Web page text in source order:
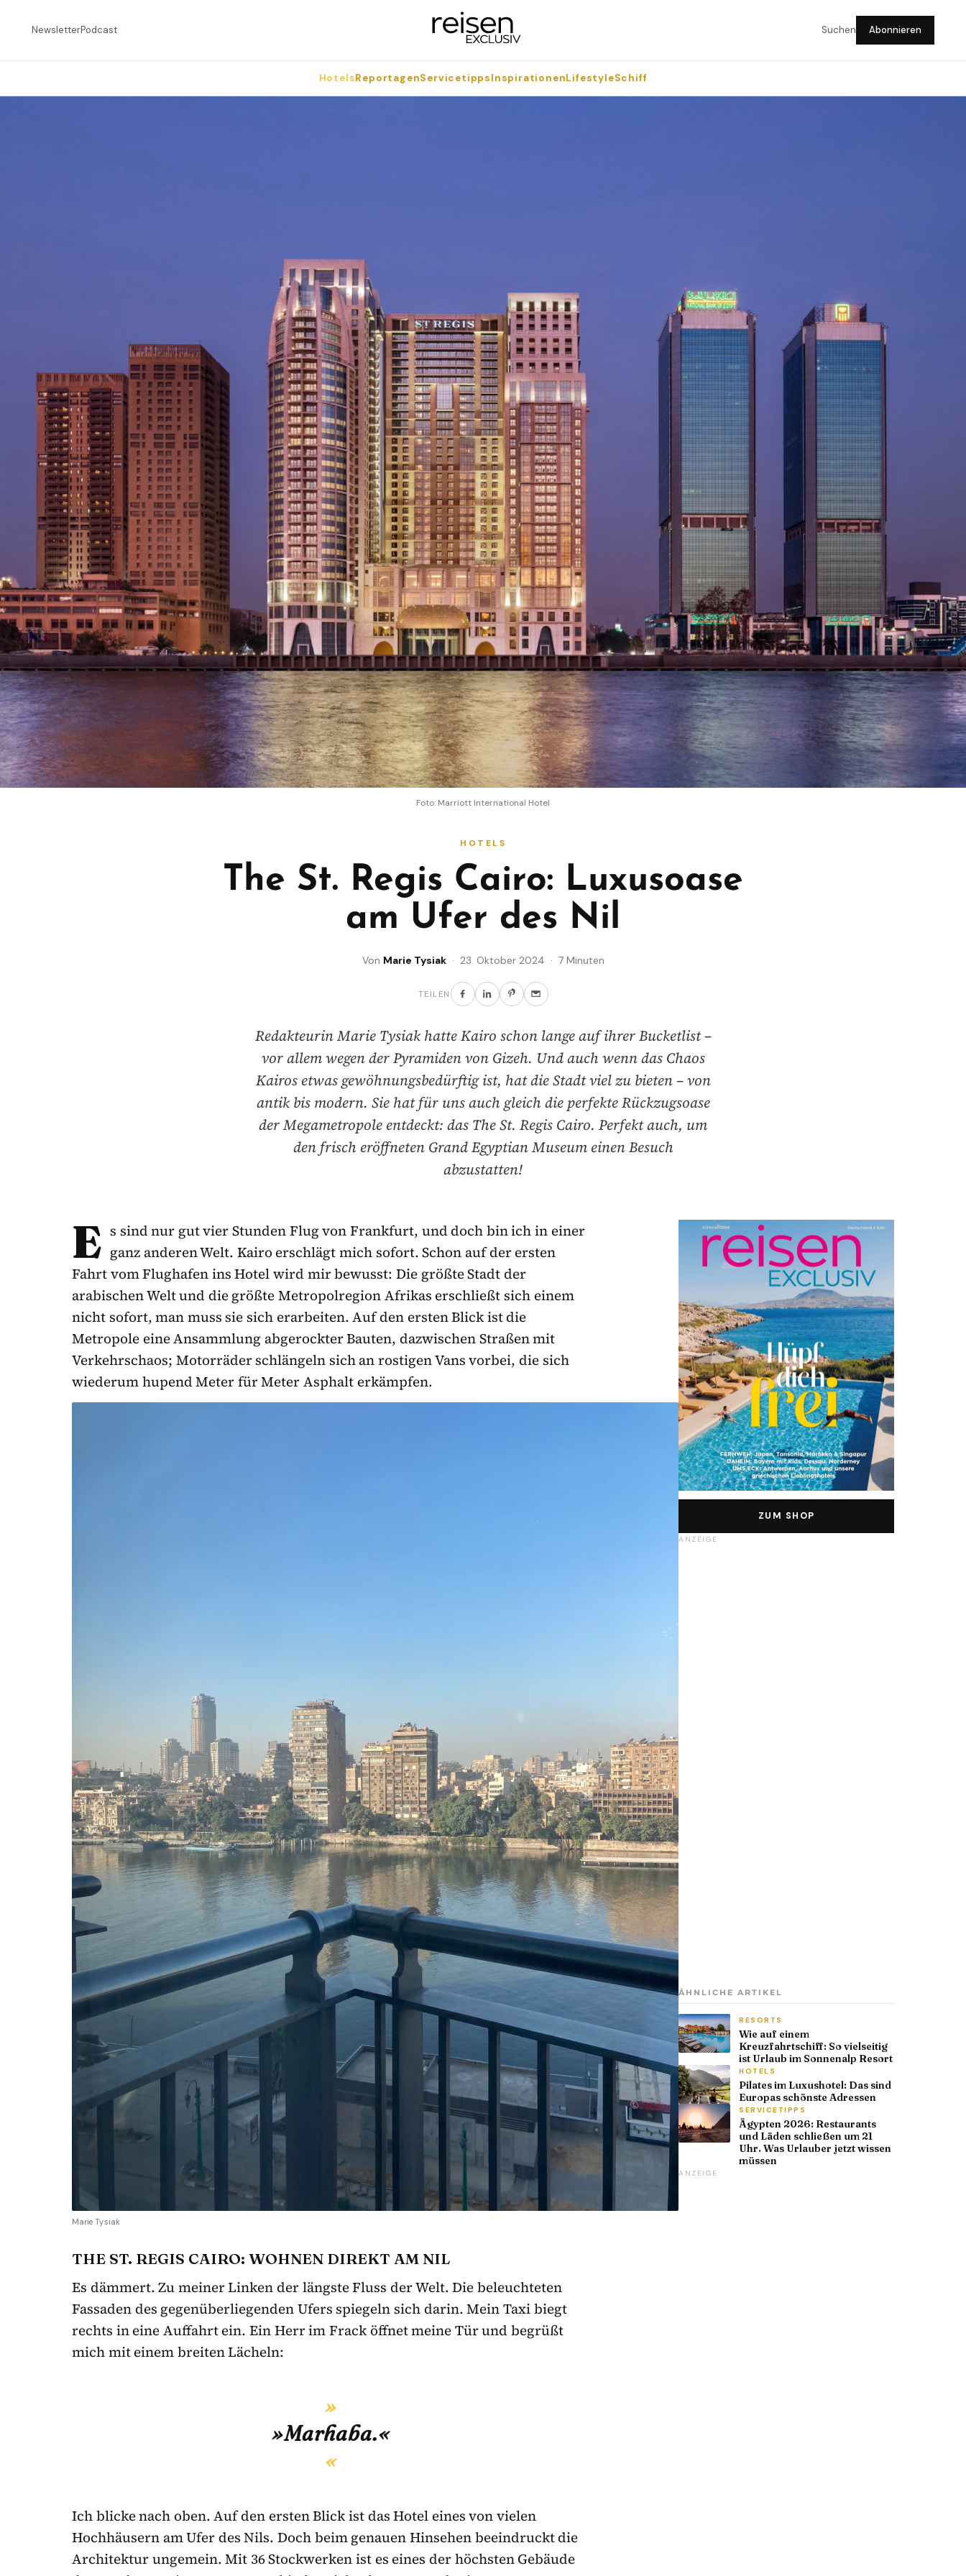
NewsletterPodcast Suchen Abonnieren
HotelsReportagenServicetippsInspirationenLifestyleSchiff
Foto: Marriott International Hotel
HOTELS
The St. Regis Cairo: Luxusoase
am Ufer des Nil
Von Marie Tysiak· 23. Oktober 2024 · 7 Minuten
TEILEN
Redakteurin Marie Tysiak hatte Kairo schon lange auf ihrer Bucketlist –
vor allem wegen der Pyramiden von Gizeh. Und auch wenn das Chaos
Kairos etwas gewöhnungsbedürftig ist, hat die Stadt viel zu bieten – von
antik bis modern. Sie hat für uns auch gleich die perfekte Rückzugsoase
der Megametropole entdeckt: das The St. Regis Cairo. Perfekt auch, um
den frisch eröffneten Grand Egyptian Museum einen Besuch
abzustatten!
E s sind nur gut vier Stunden Flug von Frankfurt, und doch bin ich in einer
ganz anderen Welt. Kairo erschlägt mich sofort. Schon auf der ersten
Fahrt vom Flughafen ins Hotel wird mir bewusst: Die größte Stadt der
arabischen Welt und die größte Metropolregion Afrikas erschließt sich einem
nicht sofort, man muss sie sich erarbeiten. Auf den ersten Blick ist die
Metropole eine Ansammlung abgerockter Bauten, dazwischen Straßen mit
Verkehrschaos; Motorräder schlängeln sich an rostigen Vans vorbei, die sich
wiederum hupend Meter für Meter Asphalt erkämpfen.
Marie Tysiak
THE ST. REGIS CAIRO: WOHNEN DIREKT AM NIL
Es dämmert. Zu meiner Linken der längste Fluss der Welt. Die beleuchteten
Fassaden des gegenüberliegenden Ufers spiegeln sich darin. Mein Taxi biegt
rechts in eine Auffahrt ein. Ein Herr im Frack öffnet meine Tür und begrüßt
mich mit einem breiten Lächeln:
»Marhaba.«
Ich blicke nach oben. Auf den ersten Blick ist das Hotel eines von vielen
Hochhäusern am Ufer des Nils. Doch beim genauen Hinsehen beeindruckt die
Architektur ungemein. Mit 36 Stockwerken ist es eines der höchsten Gebäude
ZUM SHOP
ANZEIGE
ÄHNLICHE ARTIKEL
RESORTS
Wie auf einem
Kreuzfahrtschiff: So vielseitig
ist Urlaub im Sonnenalp Resort
HOTELS
Pilates im Luxushotel: Das sind
Europas schönste Adressen
SERVICETIPPS
Ägypten 2026: Restaurants
und Läden schließen um 21
Uhr. Was Urlauber jetzt wissen
müssen
ANZEIGE